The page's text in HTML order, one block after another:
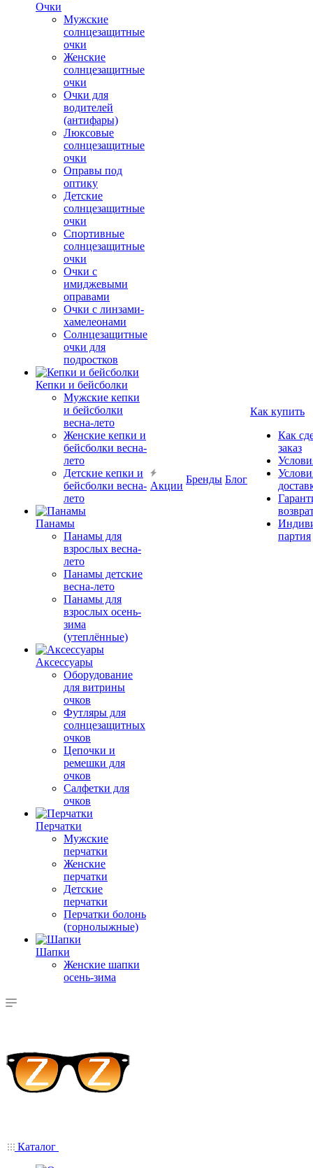
Очки
Мужские
солнцезащитные
очки
Женские
солнцезащитные
очки
Очки для
водителей
(антифары)
Люксовые
солнцезащитные
очки
Оправы под
оптику
Детские
солнцезащитные
очки
Спортивные
солнцезащитные
очки
Очки с
имиджевыми
оправами
Очки с линзами-
хамелеонами
Солнцезащитные
очки для
подростков
Кепки и бейсболки
Мужские кепки
и бейсболки
весна-лето
Женские кепки и
бейсболки весна-
лето
Детские кепки и
бейсболки весна-
лето
Панамы
Панамы для
взрослых весна-
лето
Панамы детские
весна-лето
Панамы для
взрослых осень-
зима
(утеплённые)
Аксессуары
Оборудование
для витрины
очков
Футляры для
солнцезащитных
очков
Цепочки и
ремешки для
очков
Салфетки для
очков
Перчатки
Мужские
перчатки
Женские
перчатки
Детские
перчатки
Перчатки болонь
(горнолыжные)
Шапки
Женские шапки
осень-зима
Акции
Бренды Блог
Как купить
Как
заказ
партия
Каталог